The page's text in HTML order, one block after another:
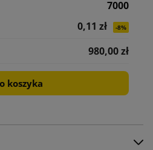
7000
0,11 zł
-8%
980,00 zł
koszyka